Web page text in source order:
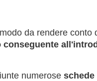
da rendere conto
conseguente
numerose schede